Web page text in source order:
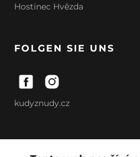
Hostinec Hvězda
FOLGEN SIE UNS
kudyznudy.cz